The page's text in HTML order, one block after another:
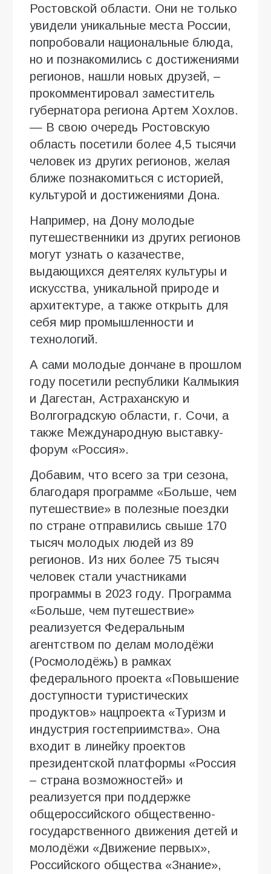
Ростовской области. Они не только
увидели уникальные места России,
попробовали национальные блюда,
но и познакомились с достижениями
регионов, нашли новых друзей, –
прокомментировал заместитель
губернатора региона Артем Хохлов.
— В свою очередь Ростовскую
область посетили более 4,5 тысячи
человек из других регионов, желая
ближе познакомиться с историей,
культурой и достижениями Дона.
Например, на Дону молодые
путешественники из других регионов
могут узнать о казачестве,
выдающихся деятелях культуры и
искусства, уникальной природе и
архитектуре, а также открыть для
себя мир промышленности и
технологий.
А сами молодые дончане в прошлом
году посетили республики Калмыкия
и Дагестан, Астраханскую и
Волгоградскую области, г. Сочи, а
также Международную выставку-
форум «Россия».
Добавим, что всего за три сезона,
благодаря программе «Больше, чем
путешествие» в полезные поездки
по стране отправились свыше 170
тысяч молодых людей из 89
регионов. Из них более 75 тысяч
человек стали участниками
программы в 2023 году. Программа
«Больше, чем путешествие»
реализуется Федеральным
агентством по делам молодёжи
(Росмолодёжь) в рамках
федерального проекта «Повышение
доступности туристических
продуктов» нацпроекта «Туризм и
индустрия гостеприимства». Она
входит в линейку проектов
президентской платформы «Россия
– страна возможностей» и
реализуется при поддержке
общероссийского общественно-
государственного движения детей и
молодёжи «Движение первых»,
Российского общества «Знание»,